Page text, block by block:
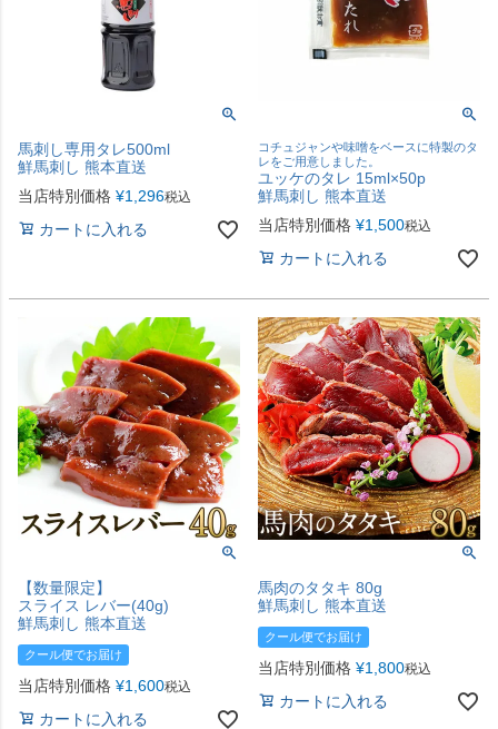
馬刺し専用タレ500ml
鮮馬刺し 熊本直送
当店特別価格 ¥1,296税込
カートに入れる
コチュジャンや味噌をベースに特製のタ
レをご用意しました。
ユッケのタレ 15ml×50p
鮮馬刺し 熊本直送
当店特別価格 ¥1,500税込
カートに入れる
【数量限定】
スライス レバー(40g)
鮮馬刺し 熊本直送
クール便でお届け
当店特別価格 ¥1,600税込
カートに入れる
馬肉のタタキ 80g
鮮馬刺し 熊本直送
クール便でお届け
当店特別価格 ¥1,800税込
カートに入れる